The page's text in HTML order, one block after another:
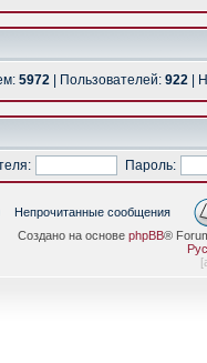
5972 | Пользователей: 922 |
Пароль:
Непрочитанные сообщения
Создано на основе phpBB®
[